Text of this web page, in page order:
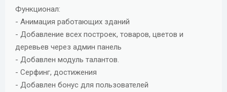
Функционал:
- Анимация работающих зданий
- Добавление всех построек, товаров, цветов и
деревьев через админ панель
- Добавлен модуль талантов.
- Серфинг, достижения
- Добавлен бонус для пользователей